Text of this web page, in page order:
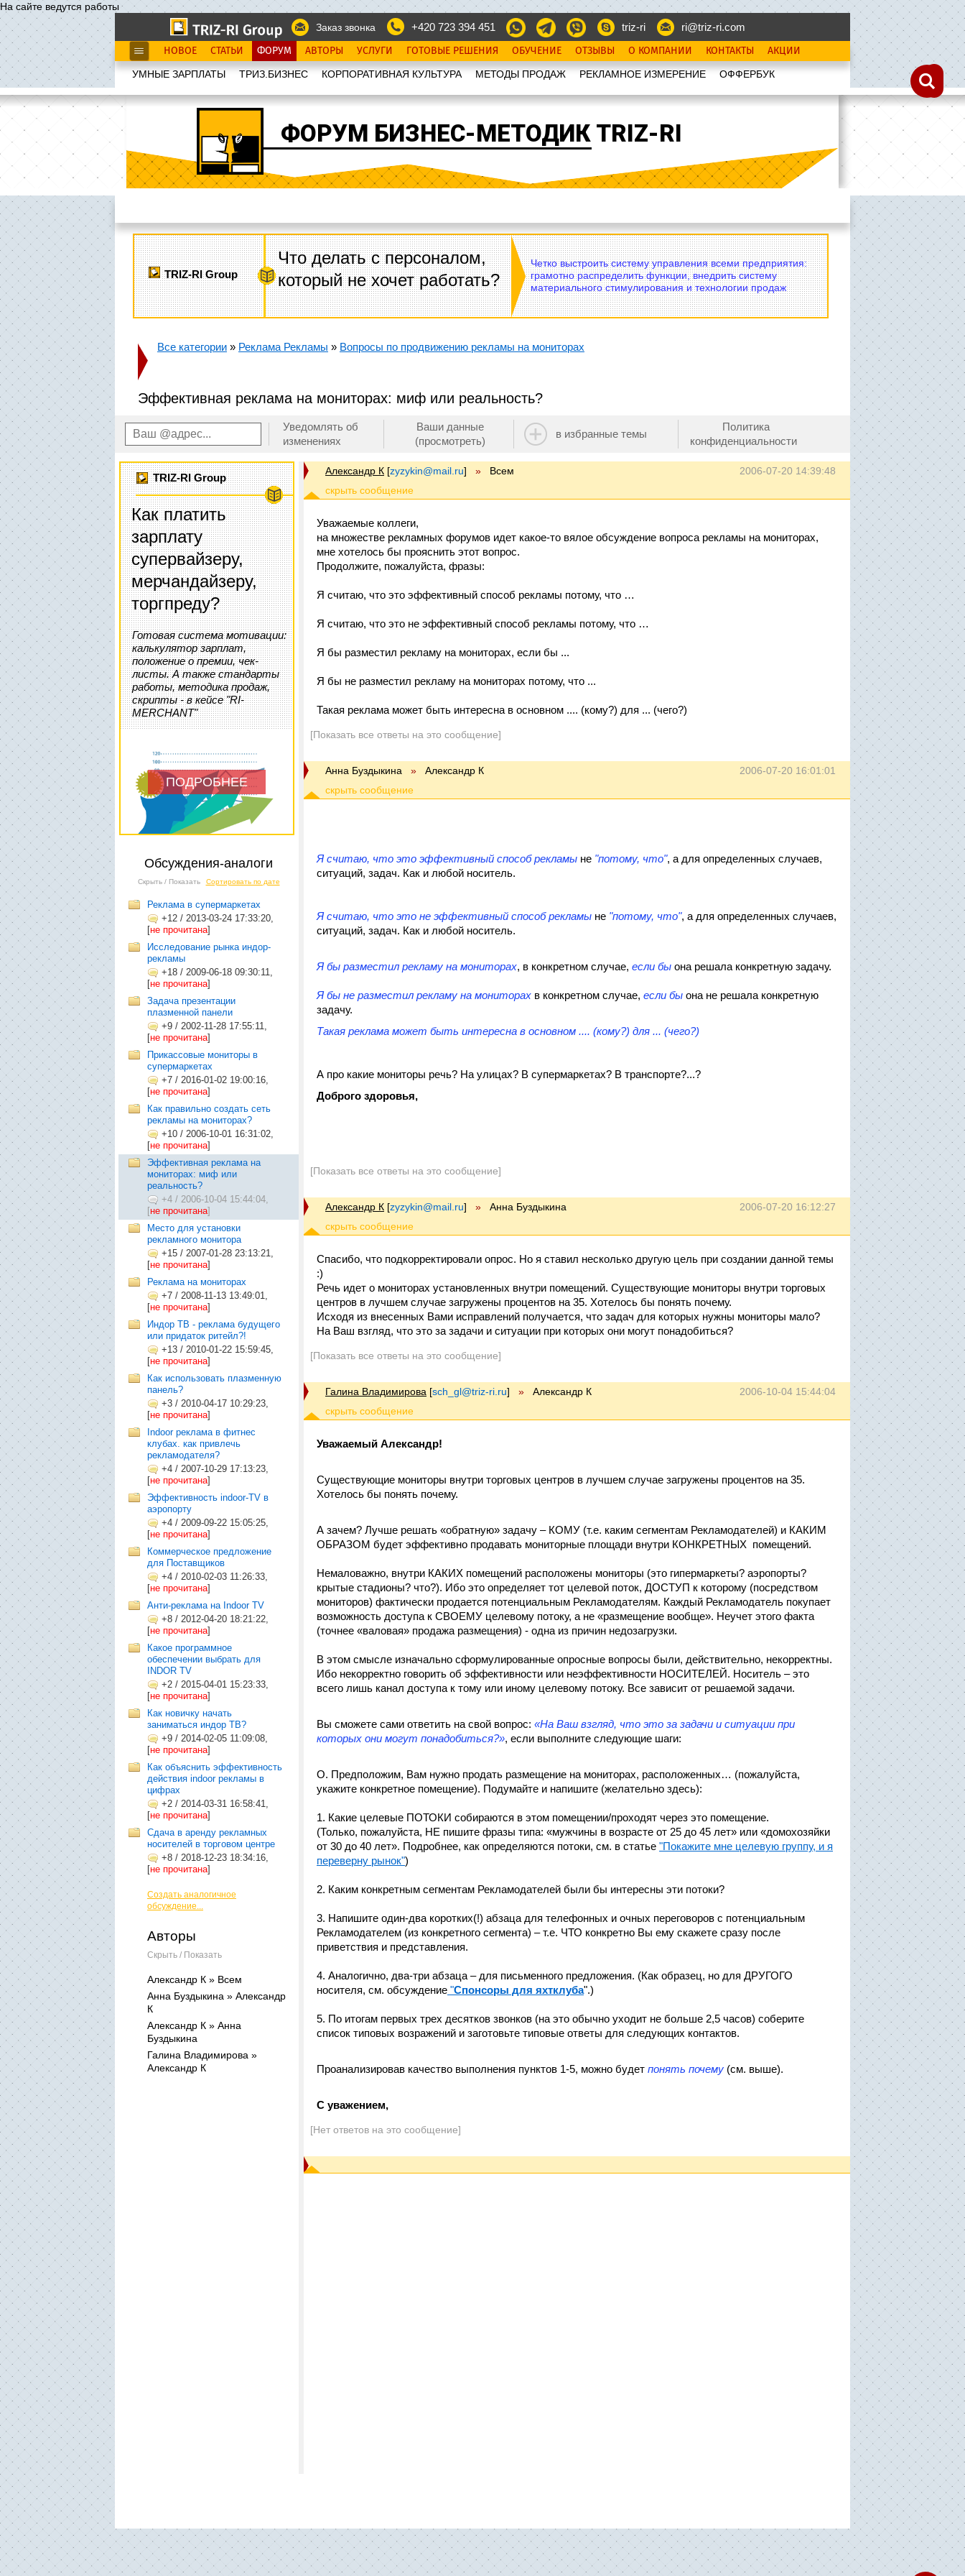
На сайте ведутся работы
Заказ звонка
+420 723 394 451 triz-ri ri@triz-ri.com
НОВОЕ СТАТЬИ ФОРУМ АВТОРЫ УСЛУГИ ГОТОВЫЕ РЕШЕНИЯ ОБУЧЕНИЕ ОТЗЫВЫ О КОМПАНИИ КОНТАКТЫ АКЦИИ
УМНЫЕ ЗАРПЛАТЫ ТРИЗ.БИЗНЕС КОРПОРАТИВНАЯ КУЛЬТУРА МЕТОДЫ ПРОДАЖ РЕКЛАМНОЕ ИЗМЕРЕНИЕ OФФЕРБУК
ФОРУМ БИЗНЕС-МЕТОДИК TRIZ-RI
TRIZ-RI Group
Что делать с персоналом,
который не хочет работать?
Четко выстроить систему управления всеми предприятия:
грамотно распределить функции, внедрить систему
материального стимулирования и технологии продаж
Все категории » Реклама Рекламы » Вопросы по продвижению рекламы на мониторах
Эффективная реклама на мониторах: миф или реальность?
Уведомлять об
изменениях
Ваши данные
(просмотреть)
в избранные темы
Политика
конфиденциальности
TRIZ-RI Group
Как платить
зарплату
супервайзеру,
мерчандайзеру,
торгпреду?
Готовая система мотивации:
калькулятор зарплат,
положение о премии, чек-
листы. А также стандарты
работы, методика продаж,
скрипты - в кейсе "RI-
MERCHANT"
ПОДРОБНЕЕ
Обсуждения-аналоги
Скрыть / Показать Сортировать по дате
Реклама в супермаркетах
+12 / 2013-03-24 17:33:20,
[не прочитана]
Исследование рынка индор-
рекламы
+18 / 2009-06-18 09:30:11,
[не прочитана]
Задача презентации
плазменной панели
+9 / 2002-11-28 17:55:11,
[не прочитана]
Прикассовые мониторы в
супермаркетах
+7 / 2016-01-02 19:00:16,
[не прочитана]
Как правильно создать сеть
рекламы на мониторах?
+10 / 2006-10-01 16:31:02,
[не прочитана]
Эффективная реклама на
мониторах: миф или
реальность?
+4 / 2006-10-04 15:44:04,
[не прочитана]
Место для установки
рекламного монитора
+15 / 2007-01-28 23:13:21,
[не прочитана]
Реклама на мониторах
+7 / 2008-11-13 13:49:01,
[не прочитана]
Индор ТВ - реклама будущего
или придаток ритейл?!
+13 / 2010-01-22 15:59:45,
[не прочитана]
Как использовать плазменную
панель?
+3 / 2010-04-17 10:29:23,
[не прочитана]
Indoor реклама в фитнес
клубах. как привлечь
рекламодателя?
+4 / 2007-10-29 17:13:23,
[не прочитана]
Эффективность indoor-TV в
аэропорту
+4 / 2009-09-22 15:05:25,
[не прочитана]
Коммерческое предложение
для Поставщиков
+4 / 2010-02-03 11:26:33,
[не прочитана]
Анти-реклама на Indoor TV
+8 / 2012-04-20 18:21:22,
[не прочитана]
Какое программное
обеспечении выбрать для
INDOR TV
+2 / 2015-04-01 15:23:33,
[не прочитана]
Как новичку начать
заниматься индор ТВ?
+9 / 2014-02-05 11:09:08,
[не прочитана]
Как объяснить эффективность
действия indoor рекламы в
цифрах
+2 / 2014-03-31 16:58:41,
[не прочитана]
Сдача в аренду рекламных
носителей в торговом центре
+8 / 2018-12-23 18:34:16,
[не прочитана]
Создать аналогичное
обсуждение...
Авторы
Скрыть / Показать
Александр К » Всем
Анна Буздыкина » Александр
К
Александр К » Анна
Буздыкина
Галина Владимирова »
Александр К
2006-07-20 14:39:48
Александр К [zyzykin@mail.ru] » Всем
Уважаемые коллеги,
на множестве рекламных форумов идет какое-то вялое обсуждение вопроса рекламы на мониторах,
мне хотелось бы прояснить этот вопрос.
Продолжите, пожалуйста, фразы:
Я считаю, что это эффективный способ рекламы потому, что …
Я считаю, что это не эффективный способ рекламы потому, что …
Я бы разместил рекламу на мониторах, если бы ...
Я бы не разместил рекламу на мониторах потому, что ...
Такая реклама может быть интересна в основном .... (кому?) для ... (чего?)
[Показать все ответы на это сообщение]
2006-07-20 16:01:01
Анна Буздыкина » Александр К
Я считаю, что это эффективный способ рекламы не "потому, что", а для определенных случаев,
ситуаций, задач. Как и любой носитель.
Я считаю, что это не эффективный способ рекламы не "потому, что", а для определенных случаев,
ситуаций, задач. Как и любой носитель.
Я бы разместил рекламу на мониторах, в конкретном случае, если бы она решала конкретную задачу.
Я бы не разместил рекламу на мониторах в конкретном случае, если бы она не решала конкретную
задачу.
Такая реклама может быть интересна в основном .... (кому?) для ... (чего?)
А про какие мониторы речь? На улицах? В супермаркетах? В транспорте?...?
Доброго здоровья,
[Показать все ответы на это сообщение]
2006-07-20 16:12:27
Александр К [zyzykin@mail.ru] » Анна Буздыкина
Спасибо, что подкорректировали опрос. Но я ставил несколько другую цель при создании данной темы
:)
Речь идет о мониторах установленных внутри помещений. Существующие мониторы внутри торговых
центров в лучшем случае загружены процентов на 35. Хотелось бы понять почему.
Исходя из внесенных Вами исправлений получается, что задач для которых нужны мониторы мало?
На Ваш взгляд, что это за задачи и ситуации при которых они могут понадобиться?
[Показать все ответы на это сообщение]
2006-10-04 15:44:04
Галина Владимирова [sch_gl@triz-ri.ru] » Александр К
Уважаемый Александр!
Существующие мониторы внутри торговых центров в лучшем случае загружены процентов на 35.
Хотелось бы понять почему.
А зачем? Лучше решать «обратную» задачу – КОМУ (т.е. каким сегментам Рекламодателей) и КАКИМ
ОБРАЗОМ будет эффективно продавать мониторные площади внутри КОНКРЕТНЫХ помещений.
Немаловажно, внутри КАКИХ помещений расположены мониторы (это гипермаркеты? аэропорты?
крытые стадионы? что?). Ибо это определяет тот целевой поток, ДОСТУП к которому (посредством
мониторов) фактически продается потенциальным Рекламодателям. Каждый Рекламодатель покупает
возможность доступа к СВОЕМУ целевому потоку, а не «размещение вообще». Неучет этого факта
(точнее «валовая» продажа размещения) - одна из причин недозагрузки.
В этом смысле изначально сформулированные опросные вопросы были, действительно, некорректны.
Ибо некорректно говорить об эффективности или неэффективности НОСИТЕЛЕЙ. Носитель – это
всего лишь канал доступа к тому или иному целевому потоку. Все зависит от решаемой задачи.
Вы сможете сами ответить на свой вопрос: «На Ваш взгляд, что это за задачи и ситуации при
которых они могут понадобиться?», если выполните следующие шаги:
О. Предположим, Вам нужно продать размещение на мониторах, расположенных… (пожалуйста,
укажите конкретное помещение). Подумайте и напишите (желательно здесь):
1. Какие целевые ПОТОКИ собираются в этом помещении/проходят через это помещение.
(Только, пожалуйста, НЕ пишите фразы типа: «мужчины в возрасте от 25 до 45 лет» или «домохозяйки
от 30 до 40 лет». Подробнее, как определяются потоки, см. в статье "Покажите мне целевую группу, и я
переверну рынок")
2. Каким конкретным сегментам Рекламодателей были бы интересны эти потоки?
3. Напишите один-два коротких(!) абзаца для телефонных и очных переговоров с потенциальным
Рекламодателем (из конкретного сегмента) – т.е. ЧТО конкретно Вы ему скажете сразу после
приветствия и представления.
4. Аналогично, два-три абзаца – для письменного предложения. (Как образец, но для ДРУГОГО
носителя, см. обсуждение "Cпонсоры для яхтклуба".)
5. По итогам первых трех десятков звонков (на это обычно уходит не больше 2,5 часов) соберите
список типовых возражений и заготовьте типовые ответы для следующих контактов.
Проанализировав качество выполнения пунктов 1-5, можно будет понять почему (см. выше).
С уважением,
[Нет ответов на это сообщение]